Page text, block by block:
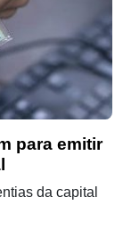
para emitir
da capital